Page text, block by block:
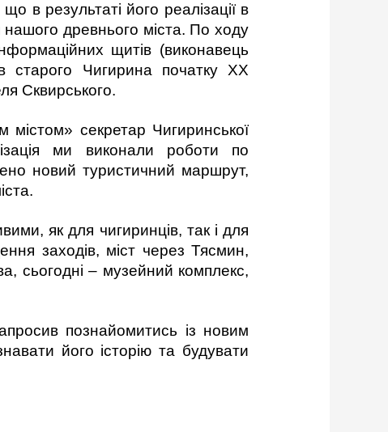
в результаті його реалізації в
древнього міста. По ходу
щитів (виконавець
старого Чигирина початку ХХ
Сквирського.
містом» секретар Чигиринської
ми виконали роботи по
новий туристичний маршрут,
як для чигиринців, так і для
заходів, міст через Тясмин,
сьогодні – музейний комплекс,
познайомитись із новим
його історію та будувати